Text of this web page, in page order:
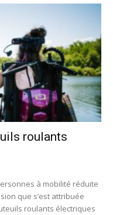
roulants
à mobilité réduite
que s’est attribuée
roulants électriques